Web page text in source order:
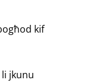
kif
jkunu